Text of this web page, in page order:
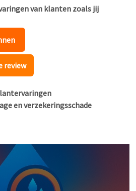
van klanten zoals jij
review
en verzekeringsschade